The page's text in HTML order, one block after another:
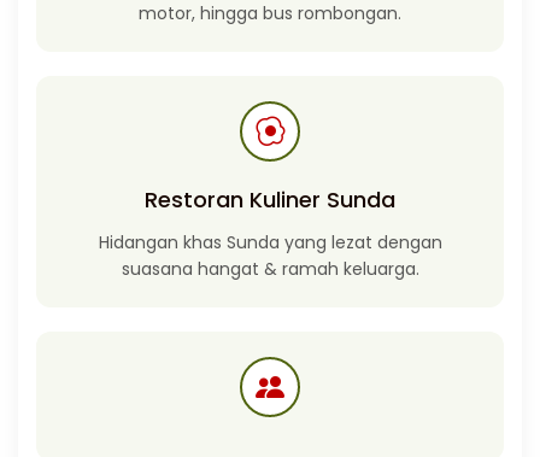
motor, hingga bus rombongan.
Restoran Kuliner Sunda
Hidangan khas Sunda yang lezat dengan
suasana hangat & ramah keluarga.